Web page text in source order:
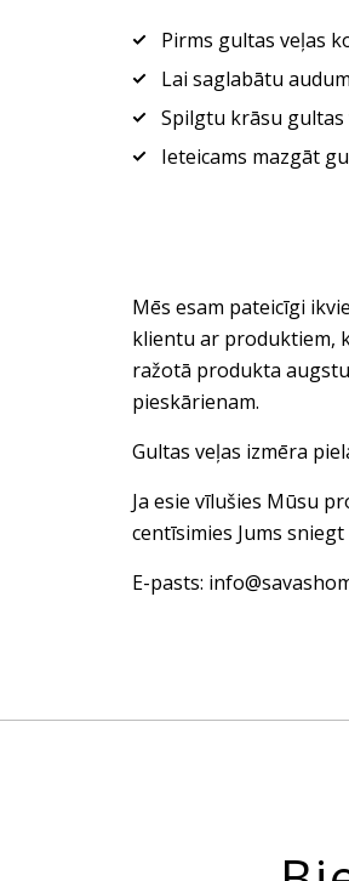
Pirms gultas veļas
Lai saglabātu
Spilgtu krāsu gultas
Ieteicams mazgāt
Mēs esam pateicīgi
klientu ar produktiem,
ražotā produkta
pieskārienam.
Gultas veļas izmēra
Ja esie vīlušies Mūsu
centīsimies Jums
E-pasts: